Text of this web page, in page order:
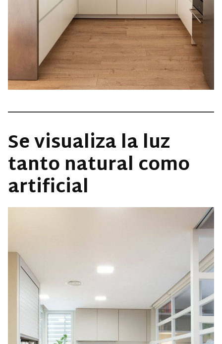
Se visualiza la luz
tanto natural como
artificial